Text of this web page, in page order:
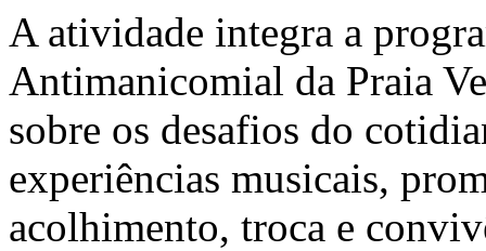
A atividade integra a
Antimanicomial da Praia
sobre os desafios do
experiências musicais,
acolhimento, troca e